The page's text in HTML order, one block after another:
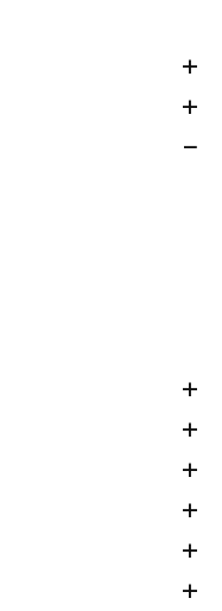
+
+
−
+
+
+
+
+
+